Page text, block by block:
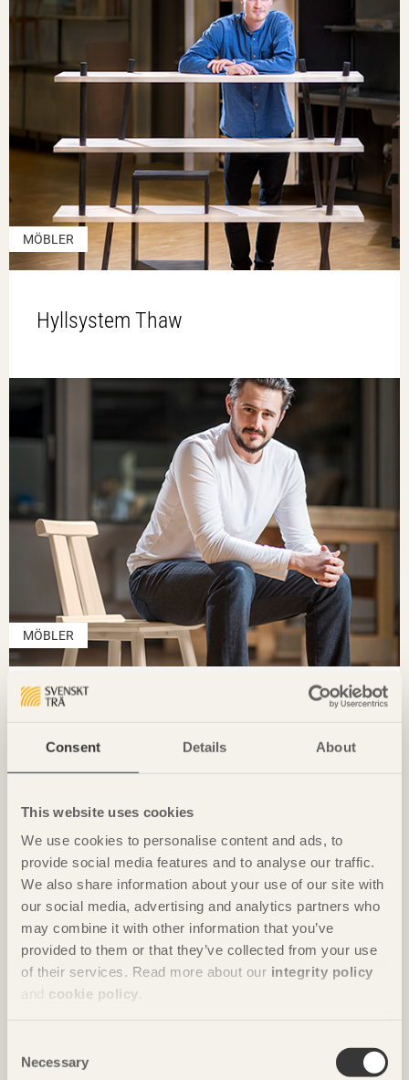
Consent Details About
This website uses cookies
We use cookies to personalise content and ads, to
provide social media features and to analyse our traffic.
We also share information about your use of our site with
our social media, advertising and analytics partners who
may combine it with other information that you’ve
provided to them or that they’ve collected from your use
of their services. Read more about our integrity policy
and cookie policy
Selection
Necessary
MÖBLER
Hyllsystem Thaw
MÖBLER